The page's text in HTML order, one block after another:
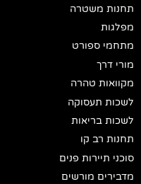
תחנות משטרה
מפלגות
מתחמי ספורט
מורי דרך
מקוואות טהרה
לשכות תעסוקה
לשכות בריאות
תחנות רב קו
סוכני תיירות פנים
מדבירים מורשים